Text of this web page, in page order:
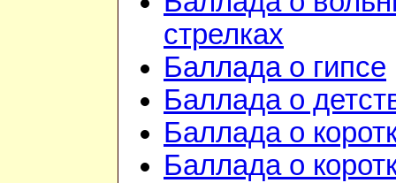
стрелках
Баллада о гипсе
Баллада о
Баллада о
Баллада о